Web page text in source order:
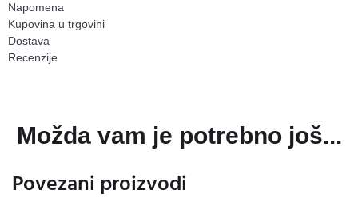
Napomena
Kupovina u trgovini
Dostava
Recenzije
Možda vam je potrebno još...
Povezani proizvodi